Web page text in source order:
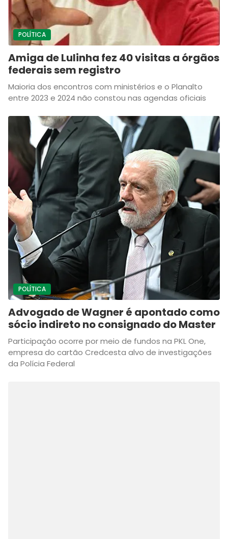
POLÍTICA
Amiga de Lulinha fez 40 visitas a órgãos
federais sem registro
Maioria dos encontros com ministérios e o Planalto
entre 2023 e 2024 não constou nas agendas oficiais
POLÍTICA
Advogado de Wagner é apontado como
sócio indireto no consignado do Master
Participação ocorre por meio de fundos na PKL One,
empresa do cartão Credcesta alvo de investigações
da Polícia Federal